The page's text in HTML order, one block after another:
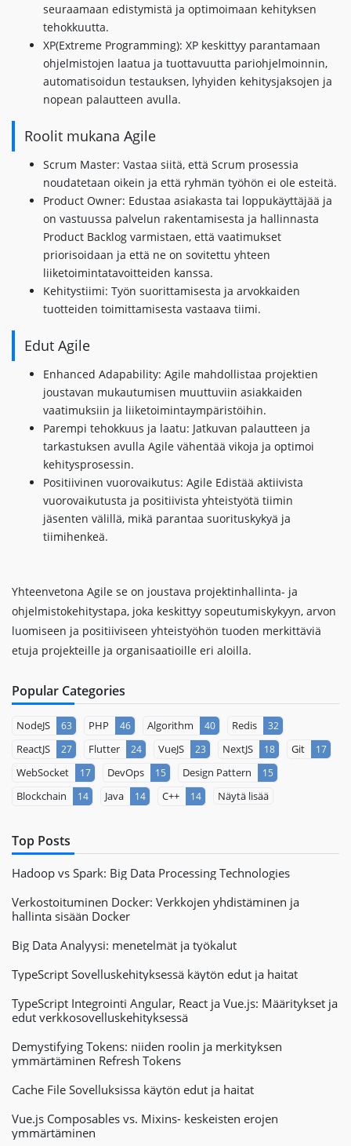
seuraamaan edistymistä ja optimoimaan kehityksen
tehokkuutta.
XP(Extreme Programming): XP keskittyy parantamaan
ohjelmistojen laatua ja tuottavuutta pariohjelmoinnin,
automatisoidun testauksen, lyhyiden kehitysjaksojen ja
nopean palautteen avulla.
Roolit mukana Agile
Scrum Master: Vastaa siitä, että Scrum prosessia
noudatetaan oikein ja että ryhmän työhön ei ole esteitä.
Product Owner: Edustaa asiakasta tai loppukäyttäjää ja
on vastuussa palvelun rakentamisesta ja hallinnasta
Product Backlog varmistaen, että vaatimukset
priorisoidaan ja että ne on sovitettu yhteen
liiketoimintatavoitteiden kanssa.
Kehitystiimi: Työn suorittamisesta ja arvokkaiden
tuotteiden toimittamisesta vastaava tiimi.
Edut Agile
Enhanced Adapability: Agile mahdollistaa projektien
joustavan mukautumisen muuttuviin asiakkaiden
vaatimuksiin ja liiketoimintaympäristöihin.
Parempi tehokkuus ja laatu: Jatkuvan palautteen ja
tarkastuksen avulla Agile vähentää vikoja ja optimoi
kehitysprosessin.
Positiivinen vuorovaikutus: Agile Edistää aktiivista
vuorovaikutusta ja positiivista yhteistyötä tiimin
jäsenten välillä, mikä parantaa suorituskykyä ja
tiimihenkeä.
Yhteenvetona Agile se on joustava projektinhallinta- ja
ohjelmistokehitystapa, joka keskittyy sopeutumiskykyyn, arvon
luomiseen ja positiiviseen yhteistyöhön tuoden merkittäviä
etuja projekteille ja organisaatioille eri aloilla.
Popular Categories
NodeJS 63 PHP 46 Algorithm 40 Redis 32
ReactJS 27 Flutter 24 VueJS 23 NextJS 18 Git 17
WebSocket 17 DevOps 15 Design Pattern 15
Blockchain 14 Java 14 C++ 14 Näytä lisää
Top Posts
Hadoop vs Spark: Big Data Processing Technologies
Verkostoituminen Docker: Verkkojen yhdistäminen ja
hallinta sisään Docker
Big Data Analyysi: menetelmät ja työkalut
TypeScript Sovelluskehityksessä käytön edut ja haitat
TypeScript Integrointi Angular, React ja Vue.js: Määritykset ja
edut verkkosovelluskehityksessä
Demystifying Tokens: niiden roolin ja merkityksen
ymmärtäminen Refresh Tokens
Cache File Sovelluksissa käytön edut ja haitat
Vue.js Composables vs. Mixins- keskeisten erojen
ymmärtäminen